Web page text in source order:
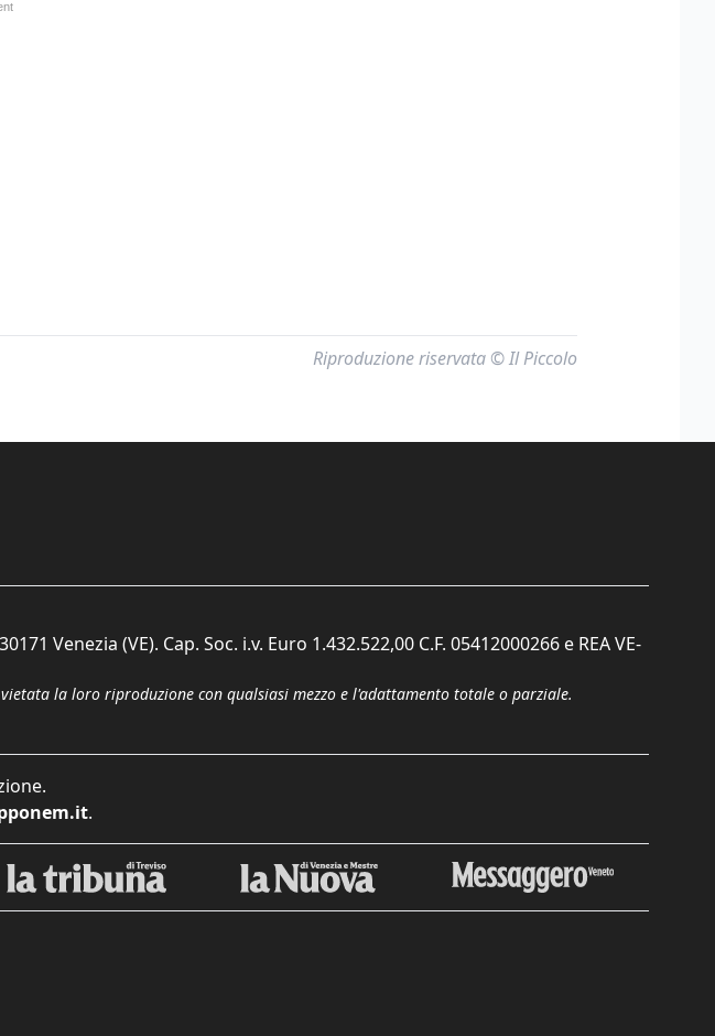
Riproduzione riservata © Il Piccolo
Venezia (VE). Cap. Soc. i.v. Euro 1.432.522,00 C.F. 05412000266 e REA VE-
la loro riproduzione con qualsiasi mezzo e l'adattamento totale o parziale.
.